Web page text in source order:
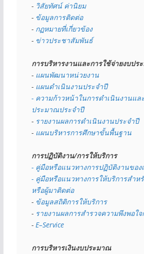
- วิสัยทัศน์ ค่านิยม
- ข้อมูลการติดต่อ
- กฏหมายที่เกี่ยวข้อง
- ข่าวประชาสัมพันธ์
การบริหารงานและการใช้จ่ายงบปร
- แผนพัฒนาหน่วยงาน
- แผนดำเนินงานประจำปี
- ความก้าวหน้าในการดำเนินงานแล
ประมาณประจำปี
- รายงานผลการดำเนินงานประจำปี
- แผนบริหารการศึกษาขั้นพื้นฐาน
การปฏิบัติงาน/การให้บริการ
- คู่มือหรือแนวทางการปฏิบัติงานของ
- คู่มือหรือแนวทางการให้บริการสำห
หรือผู้มาติดต่อ
- ข้อมูลสถิติการให้บริการ
- รายงานผลการสำรวจความพึงพอใ
- E–Service
การบริหารเงินงบประมาณ